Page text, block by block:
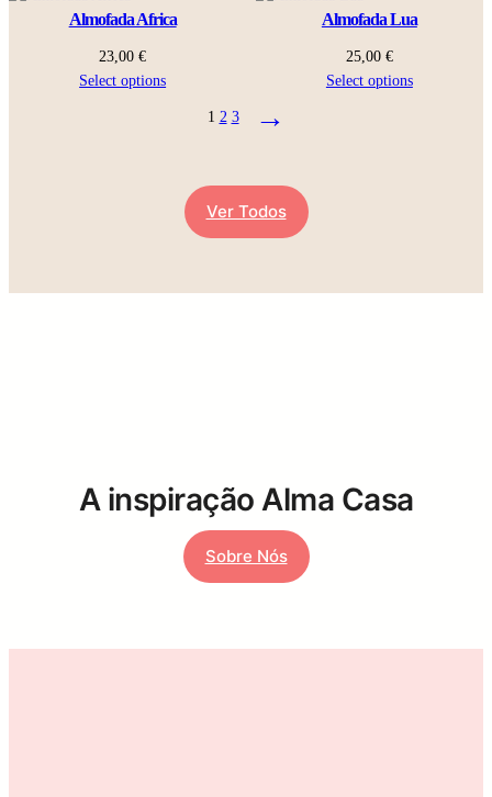
Almofada Africa
23,00€
Select options
Almofada Lua
25,00 €
Select options
1 2 3 →
Ver Todos
A inspiração Alma Casa
Sobre Nós